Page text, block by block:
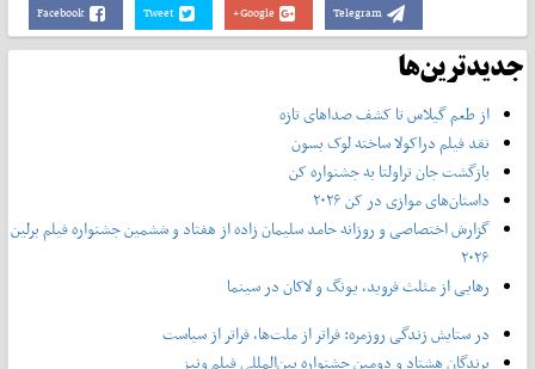
Facebook Tweet Google+ Telegram
جدیدترین‌ها
از طعم گیلاس تا کشف صداهای تازه
نقد فیلم دراکولا ساخته لوک بسون
بازگشت جان تراولتا به جشنواره کن
داستان‌های موازی در کن ۲۰۲۶
گزارش اختصاصی و روزانه حامد سلیمان زاده از هفتاد و‌ ششمین جشنواره فیلم برلین
۲۰۲۶
رهایی از مثلث فروید، یونگ و لاکان در سینما
در ستایش زندگی روزمره: فراتر از ملت‌ها، فراتر از سیاست
برندگان هشتاد و دومین جشنواره بین‌المللی فیلم ونیز